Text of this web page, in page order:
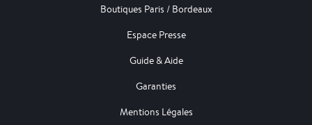
Boutiques Paris / Bordeaux
Espace Presse
Guide & Aide
Garanties
Mentions Légales